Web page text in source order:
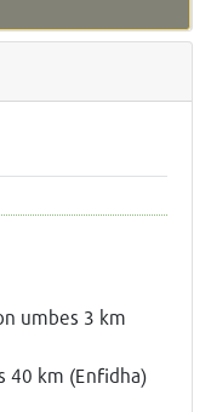
umbes 3 km
40 km (Enfidha)